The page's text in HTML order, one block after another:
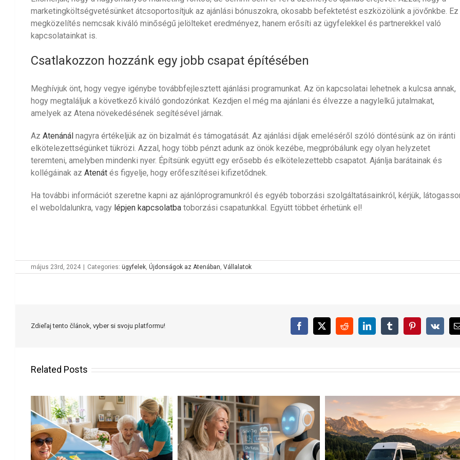
marketingköltségvetésünket átcsoportosítjuk az ajánlási bónuszokra, okosabb befektetést eszközölünk a jövőnkbe. Ez
megközelítés nemcsak kiváló minőségű jelölteket eredményez, hanem erősíti az ügyfelekkel és partnerekkel való
kapcsolatainkat is.
Csatlakozzon hozzánk egy jobb csapat építésében
Meghívjuk önt, hogy vegye igénybe továbbfejlesztett ajánlási programunkat. Az ön kapcsolatai lehetnek a kulcsa annak,
hogy megtaláljuk a következő kiváló gondozónkat. Kezdjen el még ma ajánlani és élvezze a nagylelkű jutalmakat,
amelyek az Atena növekedésének segítésével járnak.
Az Atenánál nagyra értékeljük az ön bizalmát és támogatását. Az ajánlási díjak emeléséről szóló döntésünk az ön iránti
elkötelezettségünket tükrözi. Azzal, hogy több pénzt adunk az önök kezébe, megpróbálunk egy olyan helyzetet
teremteni, amelyben mindenki nyer. Építsünk együtt egy erősebb és elkötelezettebb csapatot. Ajánlja barátainak és
kollégáinak az Atenát és figyelje, hogy erőfeszítései kifizetődnek.
Ha további információt szeretne kapni az ajánlóprogramunkról és egyéb toborzási szolgáltatásainkról, kérjük,
el weboldalunkra, vagy lépjen kapcsolatba toborzási csapatunkkal. Együtt többet érhetünk el!
május 23rd, 2024 Categories: ügyfelek, Újdonságok az Atenában, Vállalatok
Zdieľaj tento článok, vyber si svoju platformu! Facebook
X RedditLinkedInTumblrPinterest
Vk
Related Posts